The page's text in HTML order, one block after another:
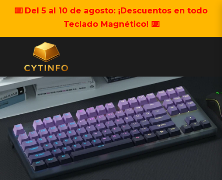
⌨️ Del 5 al 10 de agosto: ¡Descuentos en todo
Teclado Magnético! ⌨️